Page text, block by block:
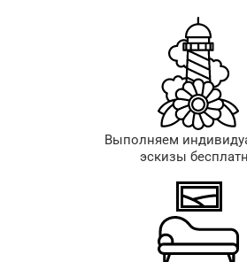
Выполняем
эскизы